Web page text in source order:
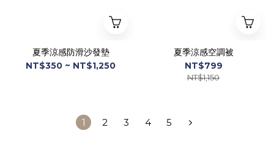
夏季涼感防滑沙發墊
NT$350 ~ NT$1,250
夏季涼感空調被
NT$799
NT$1,150
1 2 3 4 5